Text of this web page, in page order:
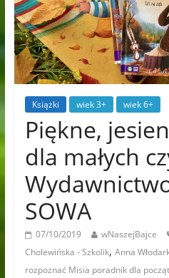
Książki wiek 3+ wiek 6+
Piękne,
dla małych
SOWA
07/10/2019 wNaszejBajce
Cholewińska - Szkolik, Anna
rozpoznać Misia poradnik dla